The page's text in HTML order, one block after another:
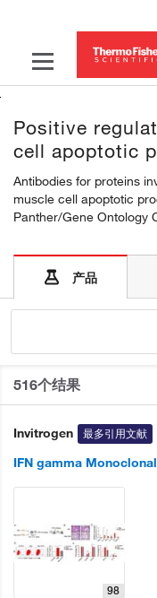
Positive
cell apoptotic
Antibodies for proteins
muscle cell apoptotic
Panther/Gene Ontology
产品
516个结果
Invitrogen 最多引用文献
IFN gamma
98